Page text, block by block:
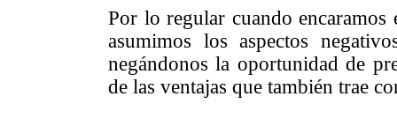
Por lo regular cuando encaramos
asumimos los aspectos
negándonos la oportunidad de
de las ventajas que también trae